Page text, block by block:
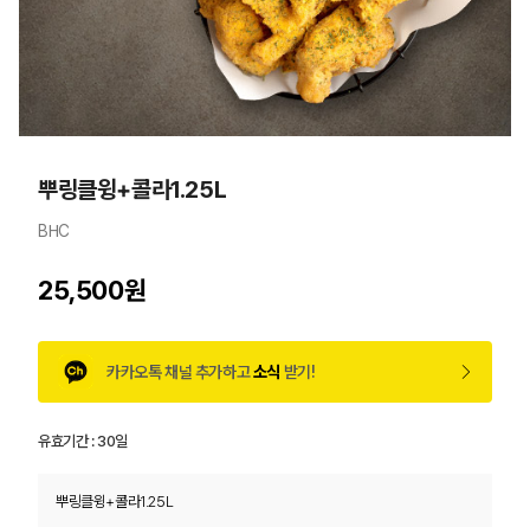
뿌링클윙+콜라1.25L
BHC
25,500원
카카오톡 채널 추가하고소식 받기!
유효기간 :30일
뿌링클윙+콜라1.25L